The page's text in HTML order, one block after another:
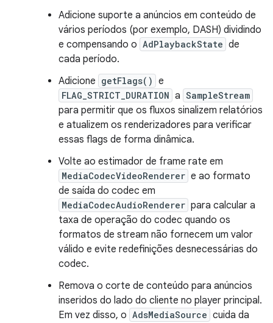
Adicione suporte a anúncios em conteúdo de
vários períodos (por exemplo, DASH) dividindo
e compensando o AdPlaybackState de
cada período.
Adicione getFlags() e
FLAG_STRICT_DURATION a SampleStream
para permitir que os fluxos sinalizem relatórios
e atualizem os renderizadores para verificar
essas flags de forma dinâmica.
Volte ao estimador de frame rate em
MediaCodecVideoRenderer e ao formato
de saída do codec em
MediaCodecAudioRenderer para calcular a
taxa de operação do codec quando os
formatos de stream não fornecem um valor
válido e evite redefinições desnecessárias do
codec.
Remova o corte de conteúdo para anúncios
inseridos do lado do cliente no player principal.
Em vez disso, o AdsMediaSource cuida da